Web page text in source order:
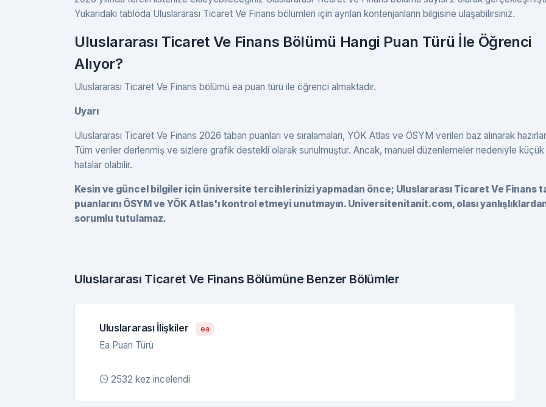
Yukarıdaki tabloda Uluslararası Ticaret Ve Finans bölümleri için ayrılan kontenjanların bilgisine ulaşabilirsiniz.
Uluslararası Ticaret Ve Finans Bölümü Hangi Puan Türü İle Öğrenci
Alıyor?
Uluslararası Ticaret Ve Finans bölümü ea puan türü ile öğrenci almaktadır.
Uyarı
Uluslararası Ticaret Ve Finans 2026 taban puanları ve sıralamaları, YÖK Atlas ve ÖSYM verileri baz alınarak
Tüm veriler derlenmiş ve sizlere grafik destekli olarak sunulmuştur. Ancak, manuel düzenlemeler nedeniyle küçük
hatalar olabilir.
Kesin ve güncel bilgiler için üniversite tercihlerinizi yapmadan önce; Uluslararası Ticaret Ve Finans
puanlarını ÖSYM ve YÖK Atlas'ı kontrol etmeyi unutmayın. Universitenitanit.com, olası
sorumlu tutulamaz.
Uluslararası Ticaret Ve Finans Bölümüne Benzer Bölümler
Uluslararası İlişkiler ea
Ea Puan Türü
2532 kez incelendi